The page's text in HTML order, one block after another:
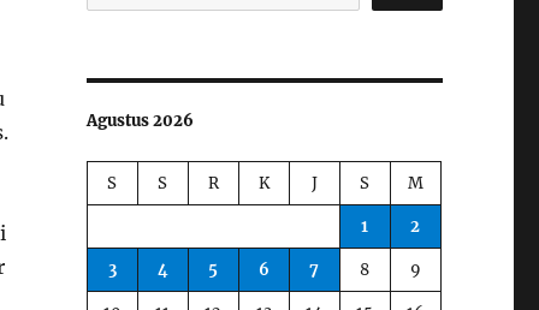
Agustus 2026
S S R K J S M
1 2
3 4 5 6 7 8 9